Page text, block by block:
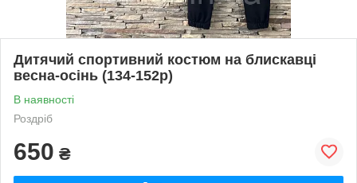
Дитячий спортивний костюм на блискавці
весна-осінь (134-152р)
В наявності
Роздріб
650 ₴